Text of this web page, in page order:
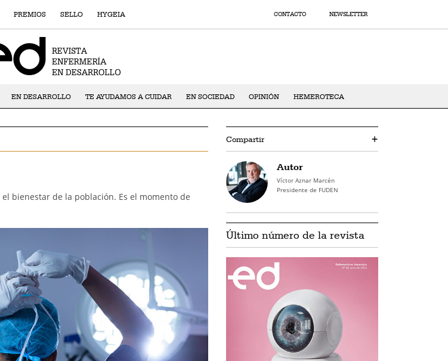
PREMIOS SELLO HYGEIA CONTACTO NEWSLETTER
EN DESARROLLO TE AYUDAMOS A CUIDAR EN SOCIEDAD OPINIÓN HEMEROTECA
bienestar de la población. Es el momento de
Compartir +
Autor
Víctor Aznar Marcén
Presidente de FUDEN
Último número de la revista